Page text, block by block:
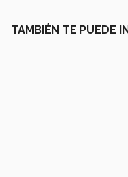
TAMBIÉN TE PUEDE